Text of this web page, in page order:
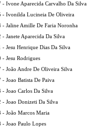
- Ivone Aparecida Carvalho Da Silva
- Ivonilda Lucineia De Oliveira
- Jaline Amille De Faria Noronha
- Janete Aparecida Da Silva
- Jesu Henrique Dias Da Silva
- Jesu Rodrigues
- João Andre De Oliveira Silva
- Joao Batista De Paiva
- Joao Carlos Da Silva
- Joao Donizeti Da Silva
- João Marcos Maria
- Joao Paulo Lopes